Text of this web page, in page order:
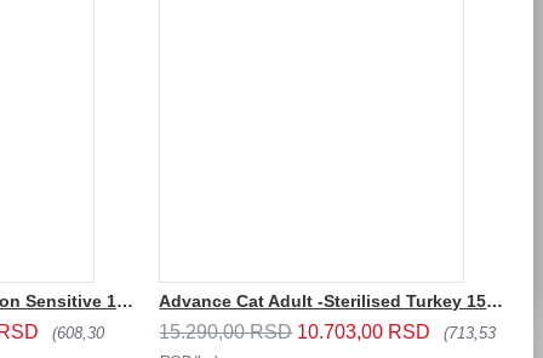
Advance Cat Adult - Salmon Sensitive 10kg
(608,30
Advance Cat Adult -Sterilised Turkey 15kg
15.290,00 RSD 10.703,00 RSD
(713,53